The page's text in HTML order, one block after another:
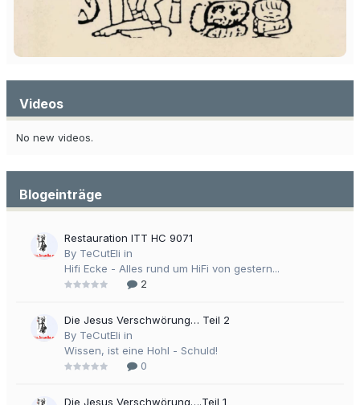
Videos
No new videos.
Blogeinträge
Restauration ITT HC 9071
By TeCutEli in
Hifi Ecke - Alles rund um HiFi von gestern...
2
Die Jesus Verschwörung… Teil 2
By TeCutEli in
Wissen, ist eine Hohl - Schuld!
0
Die Jesus Verschwörung….Teil 1